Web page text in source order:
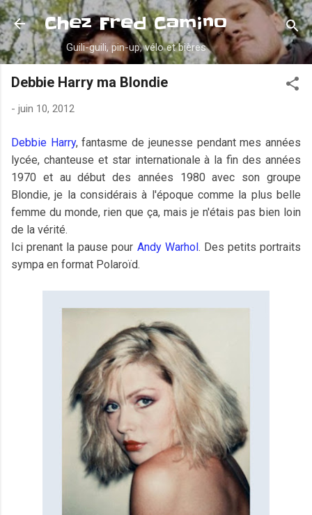
Accéder au contenu principal
Chez Fred Camino
Guili-guili, pin-up, vélo et bières
Debbie Harry ma Blondie
- juin 10, 2012
Debbie Harry, fantasme de jeunesse pendant mes années
lycée, chanteuse et star internationale à la fin des années
1970 et au début des années 1980 avec son groupe
Blondie, je la considérais à l'époque comme la plus belle
femme du monde, rien que ça, mais je n'étais pas bien loin
de la vérité.
Ici prenant la pause pour Andy Warhol. Des petits portraits
sympa en format Polaroïd.